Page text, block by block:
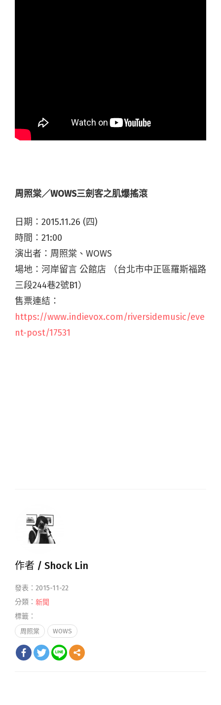
周照棠／WOWS三劍客之肌爆搖滾
日期：2015.11.26 (四)
時間：21:00
演出者：周照棠、WOWS
場地：河岸留言 公館店 （台北市中正區羅斯福路
三段244巷2號B1）
售票連結：
https://www.indievox.com/riversidemusic/eve
nt-post/17531
作者 / Shock Lin
發表：2015-11-22
分類： 新聞
標籤：
周照棠 WOWS